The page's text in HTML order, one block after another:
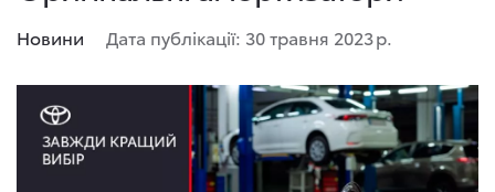
Новини Дата публікації: 30 травня 2023 р.